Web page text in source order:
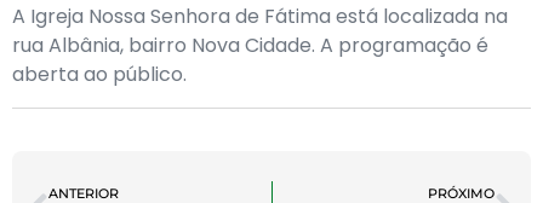
A Igreja Nossa Senhora de Fátima está localizada na
rua Albânia, bairro Nova Cidade. A programação é
aberta ao público.
ANTERIOR PRÓXIMO